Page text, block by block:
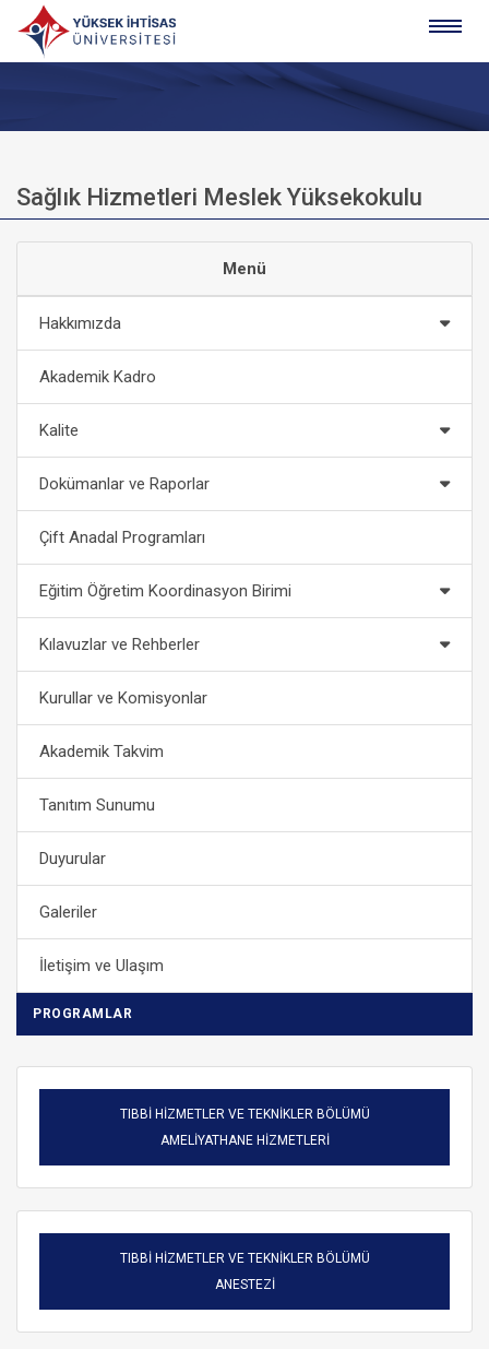
Sağlık Hizmetleri Meslek Yüksekokulu
Menü
Hakkımızda
Akademik Kadro
Kalite
Dokümanlar ve Raporlar
Çift Anadal Programları
Eğitim Öğretim Koordinasyon Birimi
Kılavuzlar ve Rehberler
Kurullar ve Komisyonlar
Akademik Takvim
Tanıtım Sunumu
Duyurular
Galeriler
İletişim ve Ulaşım
PROGRAMLAR
TIBBİ HİZMETLER VE TEKNİKLER BÖLÜMÜ
AMELİYATHANE HİZMETLERİ
TIBBİ HİZMETLER VE TEKNİKLER BÖLÜMÜ
ANESTEZİ